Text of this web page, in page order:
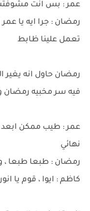
عمر : بس انت
رمضان : جرا ايه يا
تعمل علينا ظابط
رمضان حاول انه يغير
فيه سر مخبيه رمضان
عمر : طيب ممكن ابعد
نهائي
رمضان : طبعا طبعا ،
كاظم : ايوا ، قوم يا